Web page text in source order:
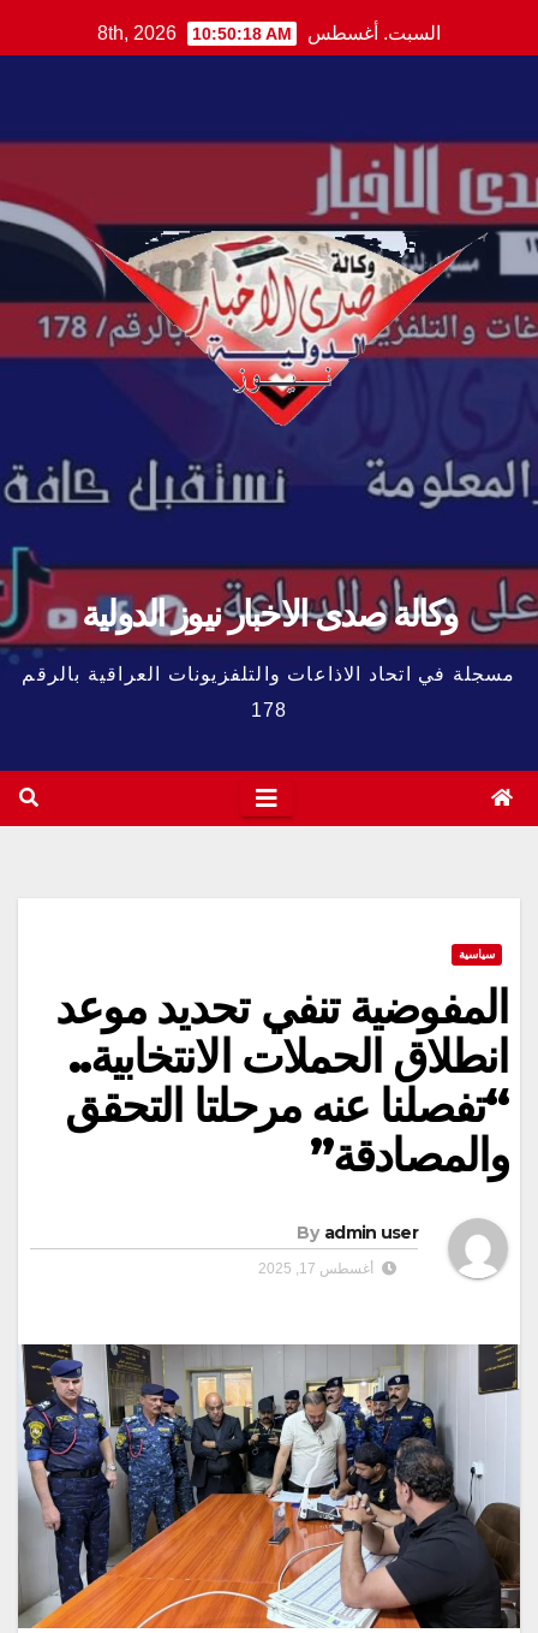
to
السبت. أغسطس 8th, 2026 10:50:19 AM
وكالة صدى الاخبار نيوز الدولية
مسجلة في اتحاد الاذاعات والتلفزيونات العراقية بالرقم
178
سياسية
المفوضية تنفي تحديد موعد
انطلاق الحملات الانتخابية..
“تفصلنا عنه مرحلتا التحقق
والمصادقة”
By admin user
أغسطس 17, 2025